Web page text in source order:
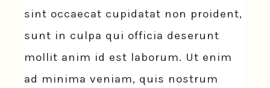
sint occaecat cupidatat non proident,
sunt in culpa qui officia deserunt
mollit anim id est laborum. Ut enim
ad minima veniam, quis nostrum